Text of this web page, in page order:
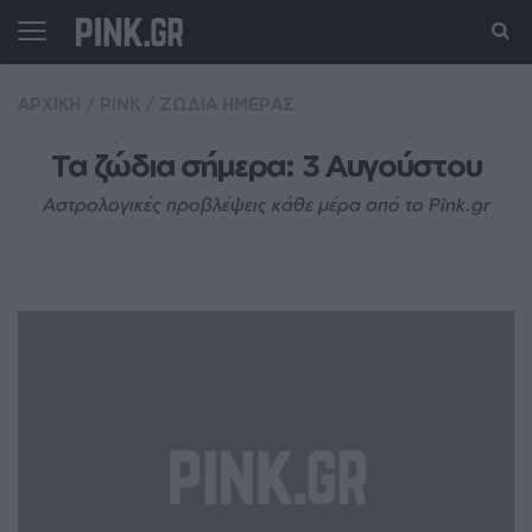
Τα ζώδια σήμερα: 3 Aυγούστου
Αστρολογικές προβλέψεις κάθε μέρα από το Pink.gr